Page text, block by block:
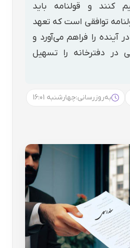
کنند و قولنامه باید
توافقی است که تعهد
آینده را فراهم می‌آورد و
در دفترخانه را تسهیل
به‌روزرسانی:چهارشنبه 16:01